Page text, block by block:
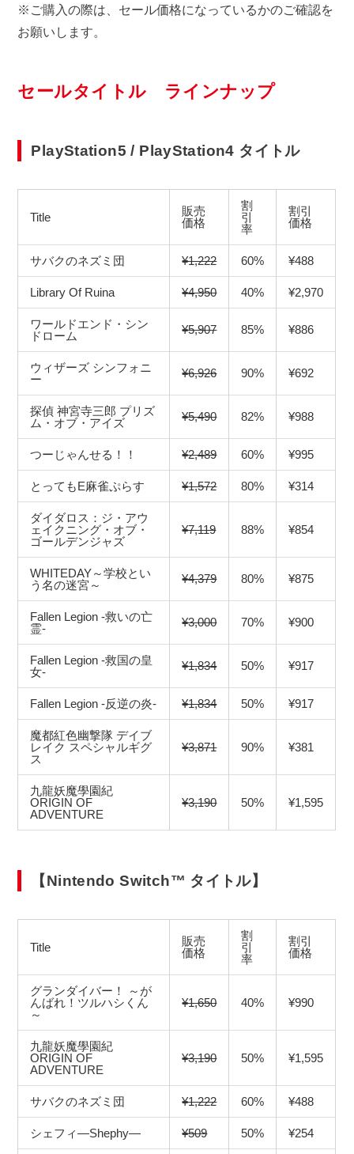
※ご購入の際は、セール価格になっているかのご確認を
お願いします。
セールタイトル ラインナップ
PlayStation5 / PlayStation4 タイトル
Title
販売
価格
割
引
率
割引
価格
サバクのネズミ団 ¥1,222 60% ¥488
Library Of Ruina ¥4,950 40% ¥2,970
ワールドエンド・シン
ドローム
¥5,907 85% ¥886
ウィザーズ シンフォニ
ー
¥6,926 90% ¥692
探偵 神宮寺三郎 プリズ
ム・オブ・アイズ
¥5,490 82% ¥988
つーじゃんせる！！ ¥2,489 60% ¥995
とってもE麻雀ぷらす ¥1,572 80% ¥314
ダイダロス：ジ・アウ
ェイクニング・オブ・
ゴールデンジャズ
¥7,119 88% ¥854
WHITEDAY～学校とい
う名の迷宮～
¥4,379 80% ¥875
Fallen Legion -救いの亡
霊-
¥3,000 70% ¥900
Fallen Legion -救国の皇
女-
¥1,834 50% ¥917
Fallen Legion -反逆の炎- ¥1,834 50% ¥917
魔都紅色幽撃隊 デイブ
レイク スペシャルギグ
ス
¥3,871 90% ¥381
九龍妖魔學園紀
ORIGIN OF
ADVENTURE
¥3,190 50% ¥1,595
【Nintendo Switch™ タイトル】
Title
販売
価格
割
引
率
割引
価格
グランダイバー！ ～が
んばれ！ツルハシくん
～
¥1,650 40% ¥990
九龍妖魔學園紀
ORIGIN OF
ADVENTURE
¥3,190 50% ¥1,595
サバクのネズミ団 ¥1,222 60% ¥488
シェフィ―Shephy― ¥509 50% ¥254